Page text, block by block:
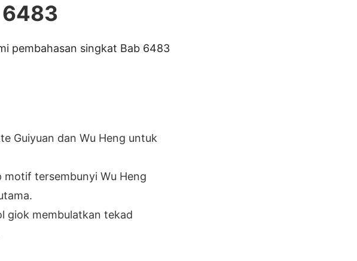
6483
pembahasan singkat Bab 6483
Guiyuan dan Wu Heng untuk
motif tersembunyi Wu Heng
giok membulatkan tekad